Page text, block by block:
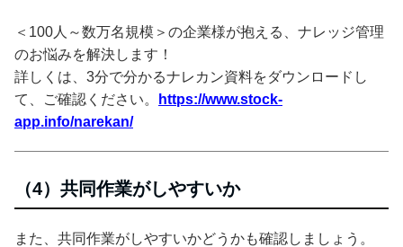
＜100人～数万名規模＞の企業様が抱える、ナレッジ管理
のお悩みを解決します！
詳しくは、3分で分かるナレカン資料をダウンロードし
て、ご確認ください。
https://www.stock-
app.info/narekan/
（4）共同作業がしやすいか
また、共同作業がしやすいかどうかも確認しましょう。